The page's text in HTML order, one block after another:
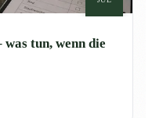
tun, wenn die